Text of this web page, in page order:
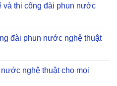
và thi công đài phun nước
đài phun nước nghệ thuật
nghệ thuật cho mọi